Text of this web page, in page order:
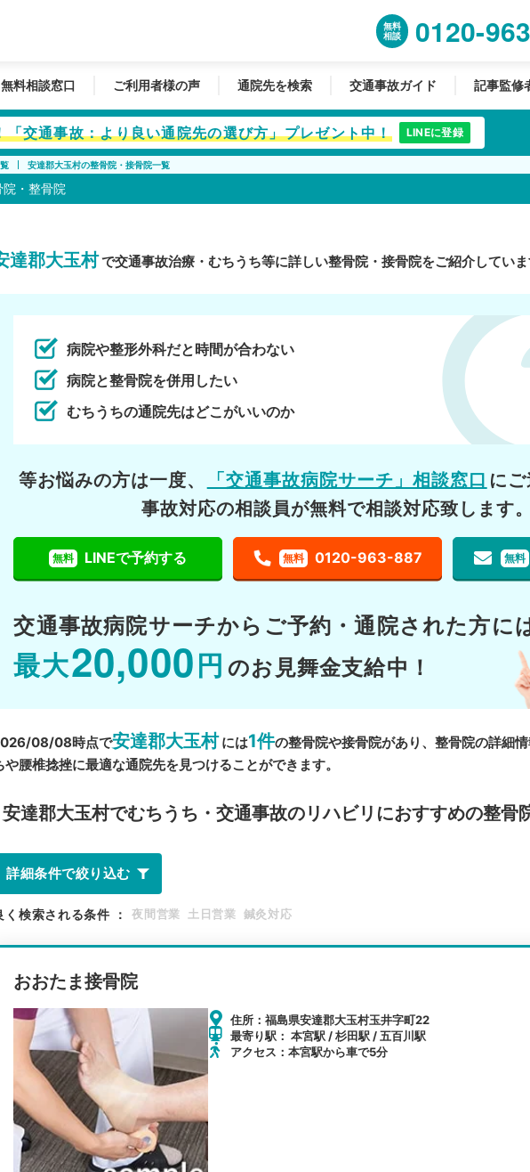
無料
相談
0120-
無料相談窓口 ご利用者様の声 通院先を検索 交通事故ガイド 記事監修
「交通事故：より良い通院先の選び方」プレゼント中！ LINEに登録
安達郡大玉村の整骨院・接骨院一覧
・整骨院
達郡大玉村で交通事故治療・むちうち等に詳しい整骨院・接骨院をご紹介していま
病院や整形外科だと時間が合わない
病院と整骨院を併用したい
むちうちの通院先はどこがいいのか
等お悩みの方は一度、 「交通事故病院サーチ」相談窓口 にご
事故対応の相談員が無料で相談対応致します。
無料 LINEで予約する 無料 0120-963-887 無料
交通事故病院サーチから ご予約・通院された方に
最大20,000 円 のお見舞金支給中！
08/08時点で安達郡大玉村には1件の整骨院や接骨院があり、整骨院の詳細
や腰椎捻挫に最適な通院先を見つけることができます。
安達郡大玉村でむちうち・交通事故のリハビリにおすすめの整骨
詳細条件で絞り込む
く検索される条件 ： 夜間営業 土日営業 鍼灸対応
おおたま接骨院
住所：福島県安達郡大玉村玉井字町22
最寄り駅： 本宮駅 / 杉田駅 / 五百川駅
アクセス：本宮駅から車で5分